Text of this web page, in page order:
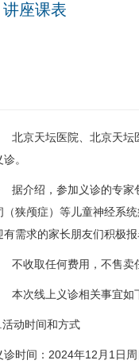
讲座课表
北京天坛医院、北京天坛
诊。
据介绍，参加义诊的专家
（狭颅症）等儿童神经系
有需求的家长朋友们积极
不收取任何费用，不售卖
本次线上义诊相关事宜如
活动时间和方式
诊时间：2024年12月1日